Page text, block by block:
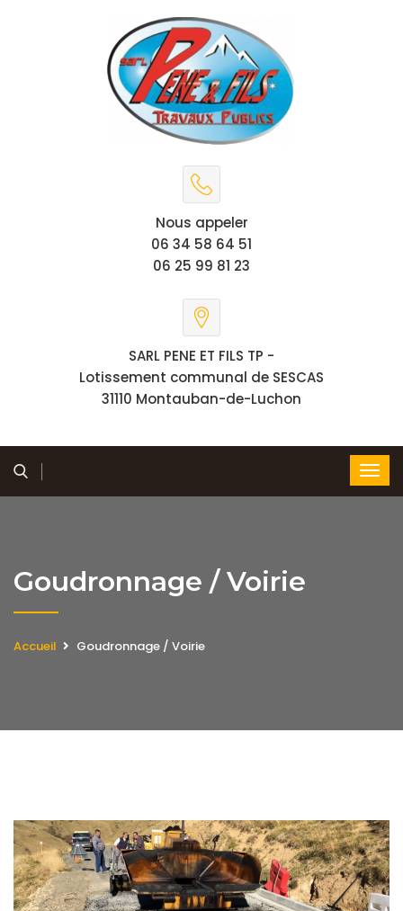
Nous appeler
06 34 58 64 51
06 25 99 81 23
SARL PENE ET FILS TP -
Lotissement communal de SESCAS
31110 Montauban-de-Luchon
Goudronnage / Voirie
Accueil Goudronnage / Voirie